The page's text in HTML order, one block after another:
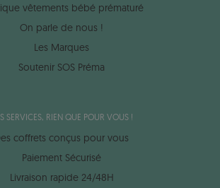
vêtements bébé prématuré
On parle de nous !
Les Marques
Soutenir SOS Préma
SERVICES, RIEN QUE POUR VOUS !
coffrets conçus pour vous
Paiement Sécurisé
Livraison rapide 24/48H